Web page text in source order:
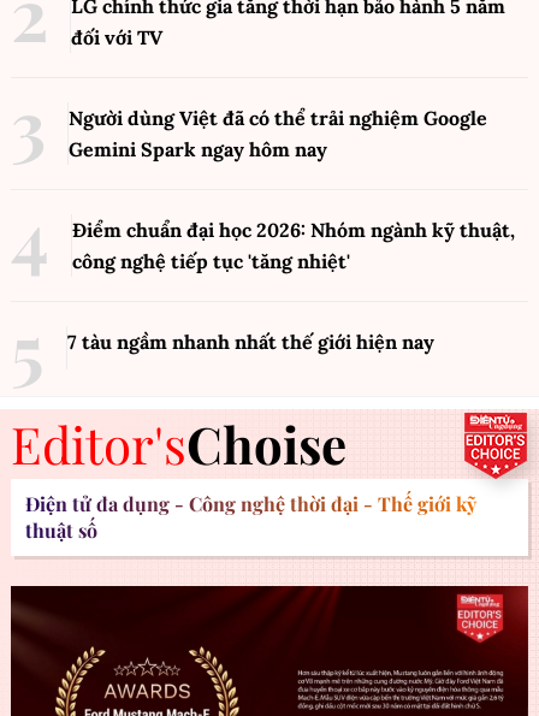
LG chính thức gia tăng thời hạn bảo hành 5 năm
đối với TV
Người dùng Việt đã có thể trải nghiệm Google
Gemini Spark ngay hôm nay
Điểm chuẩn đại học 2026: Nhóm ngành kỹ thuật,
công nghệ tiếp tục 'tăng nhiệt'
7 tàu ngầm nhanh nhất thế giới hiện nay
Editor'sChoise
Điện tử đa dụng - Công nghệ thời đại - Thế giới kỹ
thuật số